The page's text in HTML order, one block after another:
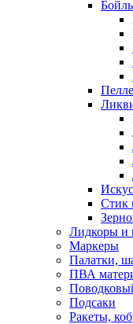
Стик
Лидкоры и
Маркеры
Палатки,
ПВА
Подсаки
Ракеты,